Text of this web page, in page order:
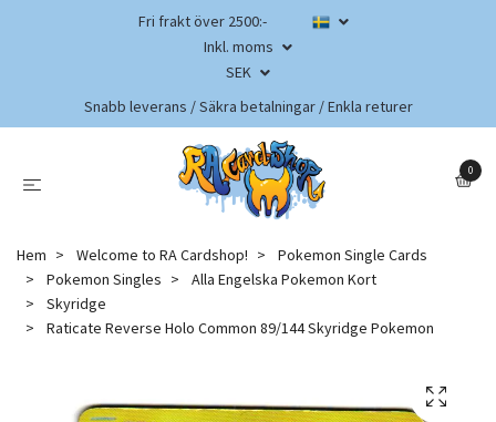
Fri frakt över 2500:-
Inkl. moms
SEK
Snabb leverans / Säkra betalningar / Enkla returer
0
Hem Welcome to RA Cardshop!
Pokemon Single Cards
Pokemon Singles
Alla Engelska Pokemon Kort
Skyridge
Raticate Reverse Holo Common 89/144 Skyridge Pokemon